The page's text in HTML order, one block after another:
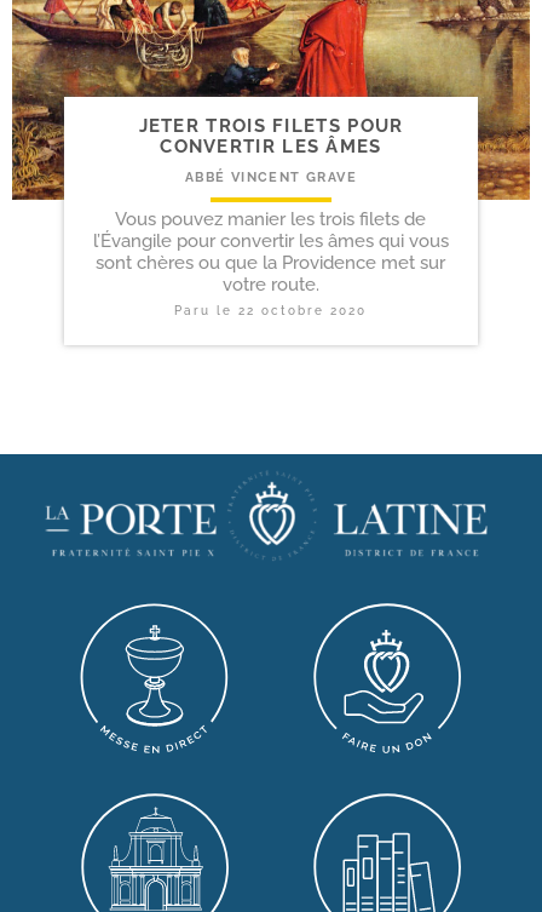
JETER TROIS FILETS POUR
CONVERTIR LES ÂMES
ABBÉ VINCENT GRAVE
Vous pouvez manier les trois filets de
l’Évangile pour convertir les âmes qui vous
sont chères ou que la Providence met sur
votre route.
Paru le22 octobre 2020